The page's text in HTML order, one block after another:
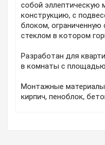
собой эллептическую
конструкцию, с
блоком, ограниченную
стеклом в котором
Разработан для
в комнаты с
Монтажные материалы
кирпич, пеноблок,